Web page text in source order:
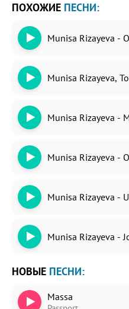
ПОХОЖИЕ ПЕСНИ:
Munisa Rizayeva -
Munisa Rizayeva,
Munisa Rizayeva -
Munisa Rizayeva -
Munisa Rizayeva -
Munisa Rizayeva -
НОВЫЕ ПЕСНИ:
Massa